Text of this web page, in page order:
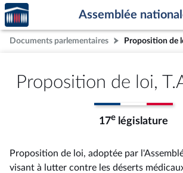
Aller au contenu
Aller en bas de la page
Accèder
à la
page
d'accueil
Assemblée
Documents parlementaires Proposition de
Proposition de loi,
17e législature
Proposition de loi, adoptée par
visant à lutter contre les déserts